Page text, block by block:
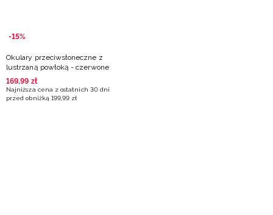
-15%
Okulary przeciwsłoneczne z
lustrzaną powłoką - czerwone
169,99 zł
Najniższa cena z ostatnich 30 dni
przed obniżką 199,99 zł